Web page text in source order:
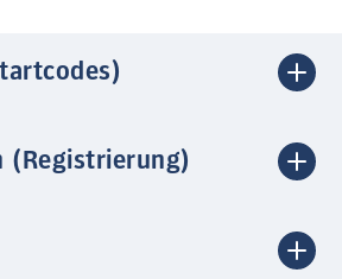
(Registrierung)